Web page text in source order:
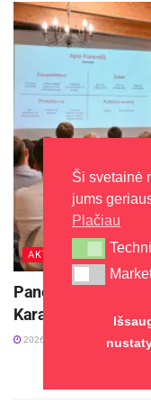
Šaltinis: Kaišiadorių
AKTUALIJOS
Panevėžys stiprina
Karalyste
2026-08-06
Ši svetainė
jums
Plačiau
Techniniai